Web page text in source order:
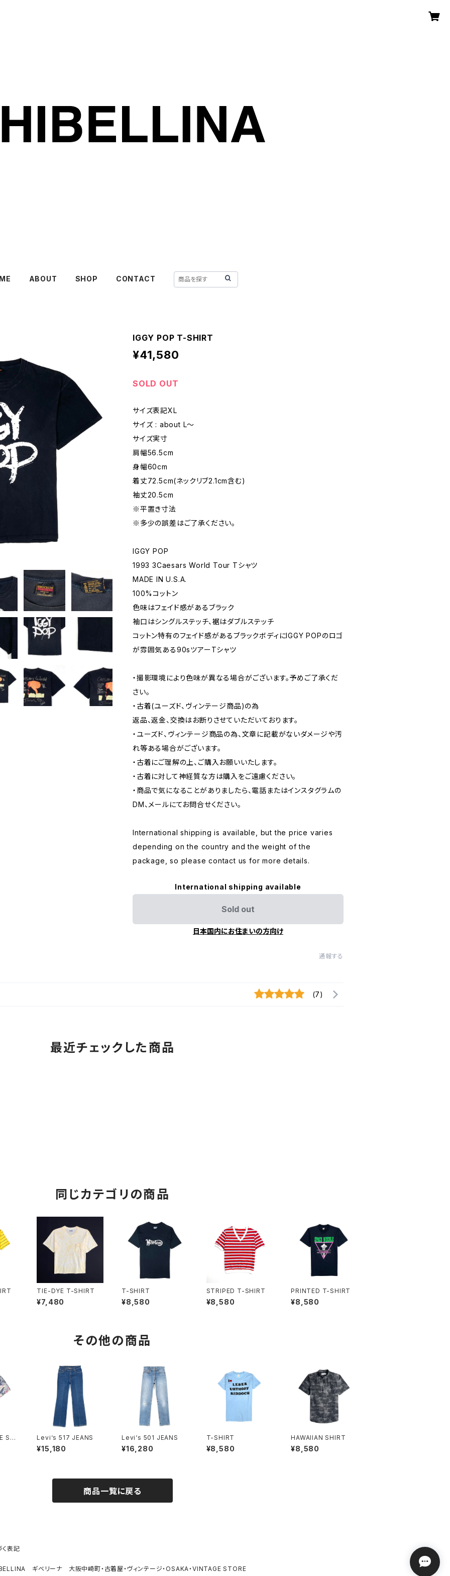
ABOUT SHOP CONTACT
IGGY POP T-SHIRT
¥41,580
SOLD OUT
サイズ表記XL
サイズ : about L〜
サイズ実寸
肩幅56.5cm
身幅60cm
着丈72.5cm(ネックリブ2.1cm含む)
袖丈20.5cm
※平置き寸法
※多少の誤差はご了承ください。
IGGY POP
1993 3Caesars World Tour Tシャツ
MADE IN U.S.A.
100%コットン
色味はフェイド感があるブラック
袖口はシングルステッチ、裾はダブルステッチ
コットン特有のフェイド感があるブラックボディにIGGY POPのロゴ
が雰囲気ある90sツアーTシャツ
・撮影環境により色味が異なる場合がございます。予めご了承くだ
さい。
・古着(ユーズド、ヴィンテージ商品)の為
返品、返金、交換はお断りさせていただいております。
・ユーズド、ヴィンテージ商品の為、文章に記載がないダメージや汚
れ等ある場合がございます。
・古着にご理解の上、ご購入お願いいたします。
・古着に対して神経質な方は購入をご遠慮ください。
・商品で気になることがありましたら、電話またはインスタグラムの
DM、メールにてお問合せください。
International shipping is available, but the price varies
depending on the country and the weight of the
package, so please contact us for more details.
International shipping available
Sold out
日本国内にお住まいの方向け
通報する
(7)
最近チェックした商品
同じカテゴリの商品
TIE-DYE T-SHIRT
¥7,480
T-SHIRT
¥8,580
STRIPED T-SHIRT
¥8,580
PRINTED T-SHIRT
¥8,580
その他の商品
SHI Levi‘s 517 JEANS
¥15,180
Levi‘s 501 JEANS
¥16,280
T-SHIRT
¥8,580
HAWAIIAN SHIRT
¥8,580
商品一覧に戻る
表記
ギベリーナ 大阪中崎町・古着屋・ヴィンテージ・OSAKA・VINTAGE STORE